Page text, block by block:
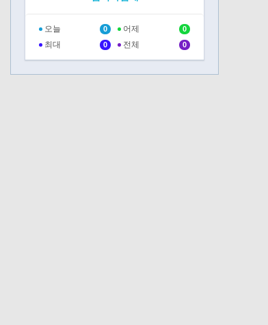
오늘 0 어제 0
최대 0 전체 0